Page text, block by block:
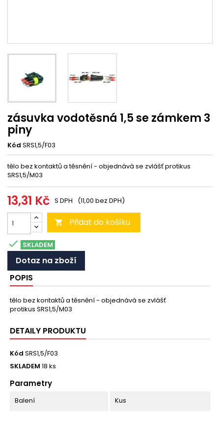
zásuvka vodotěsná 1,5 se zámkem 3
piny
Kód SRS1,5/F03
tělo bez kontaktů a těsnění - objednává se zvlášť protikus
SRS1,5/M03
13,31 Kč S DPH (11,00 bez DPH)
 Přidat do košíku
 SKLADEM
Dotaz na zboží
POPIS
tělo bez kontaktů a těsnění - objednává se zvlášť
protikus SRS1,5/M03
DETAILY PRODUKTU
Kód SRS1,5/F03
SKLADEM 18 ks
Parametry
Balení Kus